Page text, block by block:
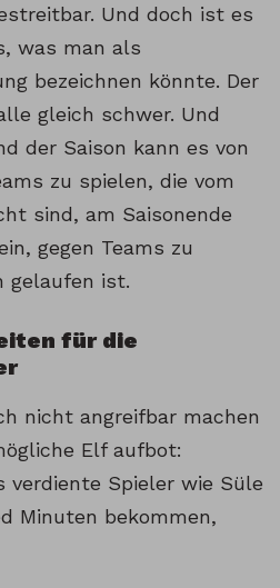
Und doch ist es
was man als
bezeichnen könnte. Der
gleich schwer. Und
der Saison kann es von
zu spielen, die vom
sind, am Saisonende
gegen Teams zu
gelaufen ist.
für die
nicht angreifbar machen
Elf aufbot:
verdiente Spieler wie Süle
Minuten bekommen,